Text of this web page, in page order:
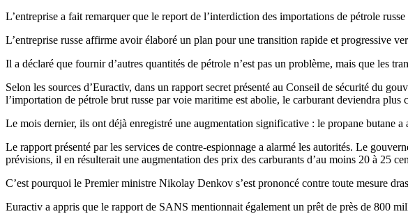
L’entreprise a fait remarquer que le report de l’interdiction des importations de pétrole
L’entreprise russe affirme avoir élaboré un plan pour une transition rapide et progressive
Il a déclaré que fournir d’autres quantités de pétrole n’est pas un problème, mais que les
Selon les sources d’Euractiv, dans un rapport secret présenté au Conseil de sécurité du
l’importation de pétrole brut russe par voie maritime est abolie, le carburant deviendra plus
Le mois dernier, ils ont déjà enregistré une augmentation significative : le propane butane
Le rapport présenté par les services de contre-espionnage a alarmé les autorités. Le
prévisions, il en résulterait une augmentation des prix des carburants d’au moins 20 à 25
C’est pourquoi le Premier ministre Nikolay Denkov s’est prononcé contre toute mesure
Euractiv a appris que le rapport de SANS mentionnait également un prêt de près de 800